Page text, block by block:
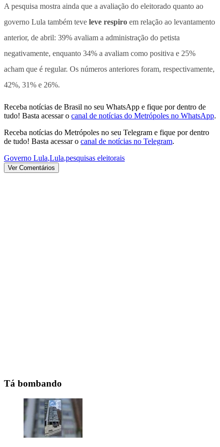
A pesquisa mostra ainda que a avaliação do eleitorado quanto ao
governo Lula também teve leve respiro em relação ao levantamento
anterior, de abril: 39% avaliam a administração do petista
negativamente, enquanto 34% a avaliam como positiva e 25%
acham que é regular. Os números anteriores foram, respectivamente,
42%, 31% e 26%.
Receba notícias de Brasil no seu WhatsApp e fique por dentro de
tudo! Basta acessar o canal de notícias do Metrópoles no WhatsApp.
Receba notícias do Metrópoles no seu Telegram e fique por dentro
de tudo! Basta acessar o canal de notícias no Telegram.
Governo Lula,Lula,pesquisas eleitorais
Ver Comentários
Tá bombando